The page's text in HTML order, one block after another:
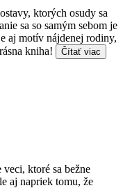
ktorých osudy sa
sa so samým sebom je
aj motív nájdenej rodiny,
kniha!
Čítať viac
ktoré sa bežne
aj napriek tomu, že